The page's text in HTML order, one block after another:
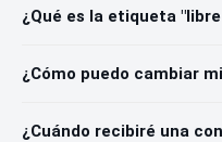
¿Qué es la etiqueta
¿Cómo puedo cambiar
¿Cuándo recibiré una